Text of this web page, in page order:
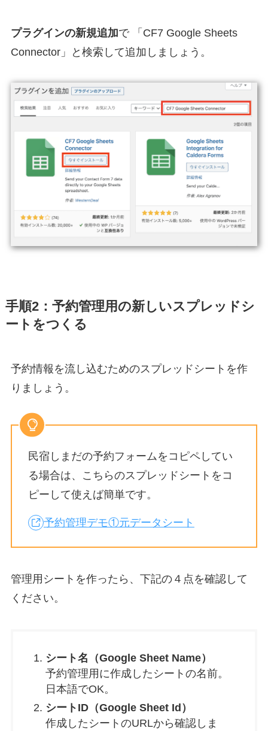
プラグインの新規追加で 「CF7 Google Sheets
Connector」と検索して追加しましょう。
手順2：予約管理用の新しいスプレッドシ
ートをつくる
予約情報を流し込むためのスプレッドシートを作
りましょう。
民宿しまだの予約フォームをコピペしてい
る場合は、こちらのスプレッドシートをコ
ピーして使えば簡単です。
予約管理デモ①元データシート
管理用シートを作ったら、下記の４点を確認して
ください。
シート名（Google Sheet Name）
予約管理用に作成したシートの名前。
日本語でOK。
シートID（Google Sheet Id）
作成したシートのURLから確認しま